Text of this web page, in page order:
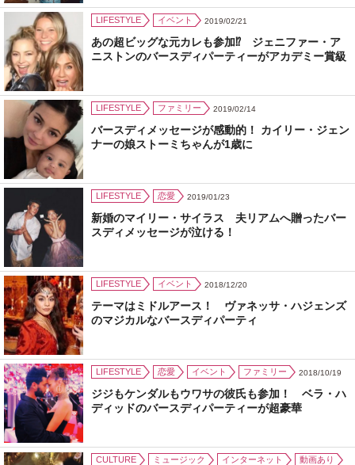
LIFESTYLE イベント 2019/02/21
あの超ビッグな元カレも参加⁉︎ ジェニファー・ア
ニストンのバースディパーティーがアカデミー賞級
LIFESTYLE ファミリー 2019/02/14
バースディメッセージが感動的！ カイリー・ジェン
ナーの娘ストーミちゃんが1歳に
LIFESTYLE 恋愛 2019/01/23
新婚のマイリー・サイラス 夫リアムへ贈ったバー
スディメッセージが泣ける！
LIFESTYLE イベント 2018/12/20
テーマはミドルアース！ ヴァネッサ・ハジェンズ
のマジカルなバースディパーティ
LIFESTYLE 恋愛 イベント ファミリー 2018/10/19
ジジもケンダルもウワサの彼氏も参加！ ベラ・ハ
ディッドのバースディパーティーが超豪華
CULTURE ミュージック インターネット 動画あり